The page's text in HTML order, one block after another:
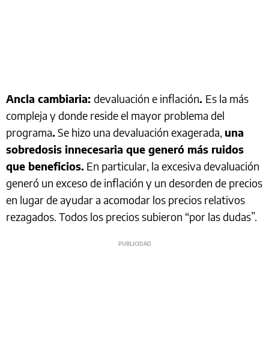
Ancla cambiaria: devaluación e inflación. Es la más
compleja y donde reside el mayor problema del
programa.Se hizo una devaluación exagerada, una
sobredosis innecesaria que generó más ruidos
que beneficios. En particular, la excesiva devaluación
generó un exceso de inflación y un desorden de precios
en lugar de ayudar a acomodar los precios relativos
rezagados. Todos los precios subieron “por las dudas”.